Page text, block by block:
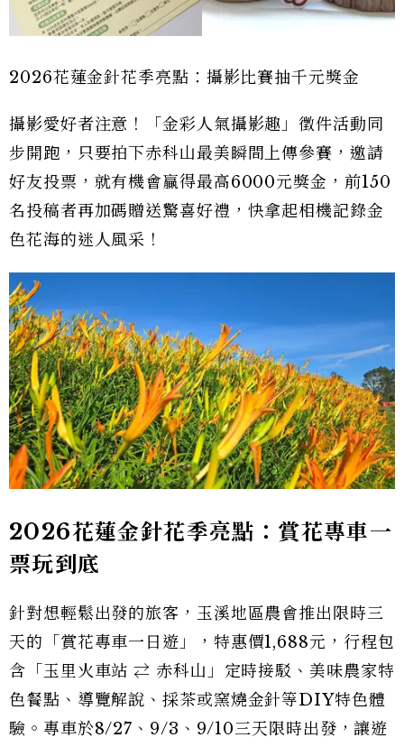
2026花蓮金針花季亮點：攝影比賽抽千元獎金
攝影愛好者注意！「金彩人氣攝影趣」徵件活動同
步開跑，只要拍下赤科山最美瞬間上傳參賽，邀請
好友投票，就有機會贏得最高6000元獎金，前150
名投稿者再加碼贈送驚喜好禮，快拿起相機記錄金
色花海的迷人風采！
2026花蓮金針花季亮點：賞花專車一
票玩到底
針對想輕鬆出發的旅客，玉溪地區農會推出限時三
天的「賞花專車一日遊」，特惠價1,688元，行程包
含「玉里火車站 ⇄ 赤科山」定時接駁、美味農家特
色餐點、導覽解說、採茶或窯燒金針等DIY特色體
驗。專車於8/27、9/3、9/10三天限時出發，讓遊